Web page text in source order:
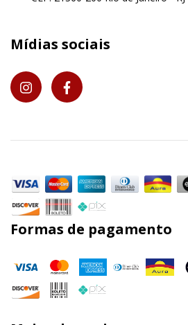
Mídias sociais
Formas de pagamento